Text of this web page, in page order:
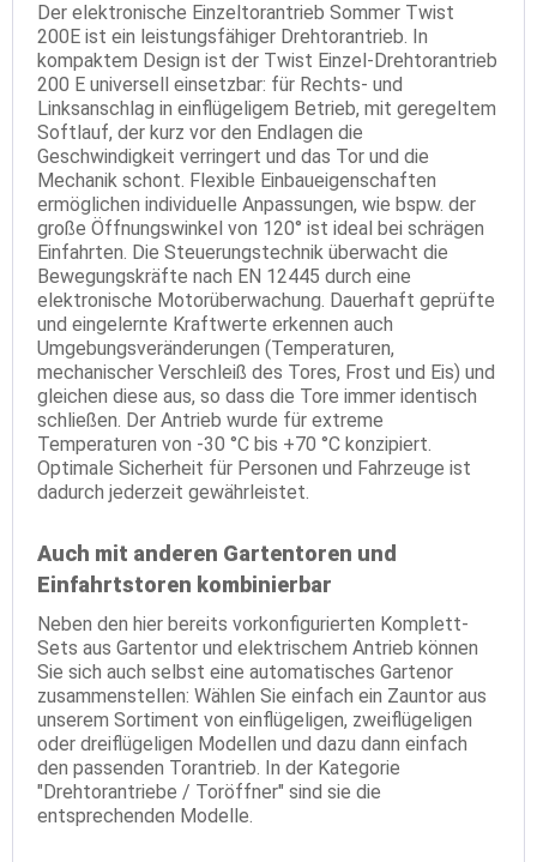
Der elektronische Einzeltorantrieb Sommer Twist
200E ist ein leistungsfähiger Drehtorantrieb. In
kompaktem Design ist der Twist Einzel-Drehtorantrieb
200 E universell einsetzbar: für Rechts- und
Linksanschlag in einflügeligem Betrieb, mit geregeltem
Softlauf, der kurz vor den Endlagen die
Geschwindigkeit verringert und das Tor und die
Mechanik schont. Flexible Einbaueigenschaften
ermöglichen individuelle Anpassungen, wie bspw. der
große Öffnungswinkel von 120° ist ideal bei schrägen
Einfahrten. Die Steuerungstechnik überwacht die
Bewegungskräfte nach EN 12445 durch eine
elektronische Motorüberwachung. Dauerhaft geprüfte
und eingelernte Kraftwerte erkennen auch
Umgebungsveränderungen (Temperaturen,
mechanischer Verschleiß des Tores, Frost und Eis) und
gleichen diese aus, so dass die Tore immer identisch
schließen. Der Antrieb wurde für extreme
Temperaturen von -30 °C bis +70 °C konzipiert.
Optimale Sicherheit für Personen und Fahrzeuge ist
dadurch jederzeit gewährleistet.
Auch mit anderen Gartentoren und
Einfahrtstoren kombinierbar
Neben den hier bereits vorkonfigurierten Komplett-
Sets aus Gartentor und elektrischem Antrieb können
Sie sich auch selbst eine automatisches Gartenor
zusammenstellen: Wählen Sie einfach ein Zauntor aus
unserem Sortiment von einflügeligen, zweiflügeligen
oder dreiflügeligen Modellen und dazu dann einfach
den passenden Torantrieb. In der Kategorie
"Drehtorantriebe / Toröffner" sind sie die
entsprechenden Modelle.